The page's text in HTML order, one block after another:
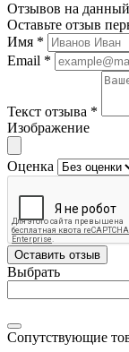
Отзывов на данный
Оставьте отзыв
Имя *
Email *
Текст отзыва *
Изображение
Оценка
Оставить отзыв
Выбрать
Сопутствующие